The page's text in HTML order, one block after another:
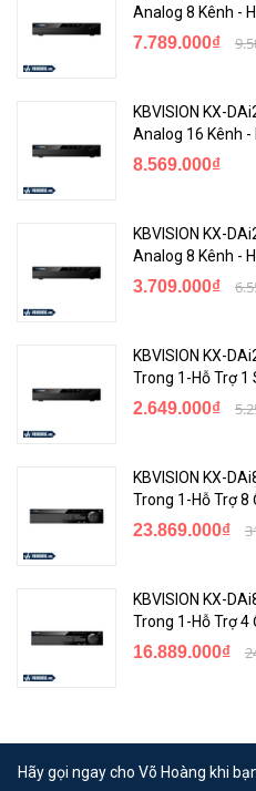
Analog 8 Kênh -
7.789.000₫
KBVISION KX-
Analog 16 Kênh -
8.569.000₫
KBVISION KX-
Analog 8 Kênh -
3.709.000₫
KBVISION KX-
Trong 1-Hỗ Trợ 1
2.649.000₫
KBVISION KX-
Trong 1-Hỗ Trợ 8
23.869.000₫
KBVISION KX-
Trong 1-Hỗ Trợ 4
16.889.000₫
Hãy gọi ngay cho Võ Hoàng khi